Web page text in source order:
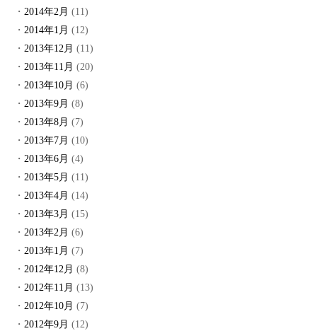
2014年2月 (11)
2014年1月 (12)
2013年12月 (11)
2013年11月 (20)
2013年10月 (6)
2013年9月 (8)
2013年8月 (7)
2013年7月 (10)
2013年6月 (4)
2013年5月 (11)
2013年4月 (14)
2013年3月 (15)
2013年2月 (6)
2013年1月 (7)
2012年12月 (8)
2012年11月 (13)
2012年10月 (7)
2012年9月 (12)